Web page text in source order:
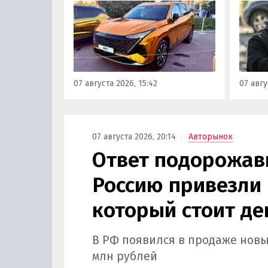
которые сейчас растет. На днях
на автомобильном фестивале
«ПроДвижение» на ВДНХ в
Москве в числе прочих
моделей «Москвича» был
представлен семиместный
кроссовер М90.
07 августа 2026, 15:42
могут
всего
07
07 августа 2026, 20:14 Авторынок
Ответ
Россию
который стоит
В РФ появился в продаже
млн рублей